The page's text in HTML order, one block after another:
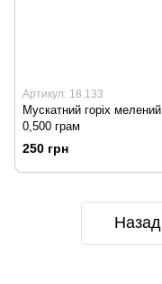
Артикул: 18.133
Мускатний горіх мелений
0,500 грам
250 грн
Назад